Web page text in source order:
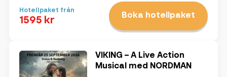
Hotellpaket från
1595 kr Boka hotellpaket
VIKING – A Live Action
Musical med NORDMAN